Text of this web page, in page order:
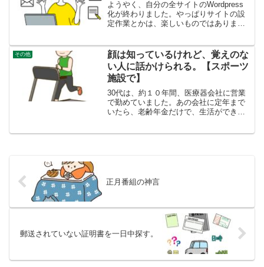
ようやく、自分の全サイトのWordpress
化が終わりました。やっぱりサイトの設
定作業とかは、楽しいものではありませ
情報を探し出して、設定できました。さ
て、Wordpr...
その他
顔は知っているけれど、覚えのな
い人に話かけられる。【スポーツ
施設で】
30代は、約１０年間、医療器会社に営業
で勤めていました。あの会社に定年まで
いたら、老齢年金だけで、生活ができた
正月番組の神言
郵送されていない証明書を一日中探す。